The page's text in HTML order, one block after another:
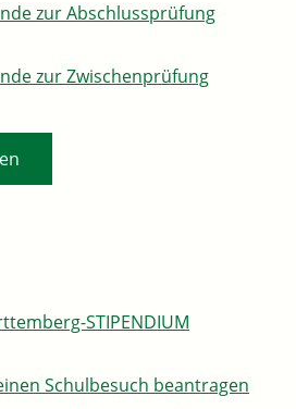
zur Abschlussprüfung
zur Zwischenprüfung
STIPENDIUM
Schulbesuch beantragen